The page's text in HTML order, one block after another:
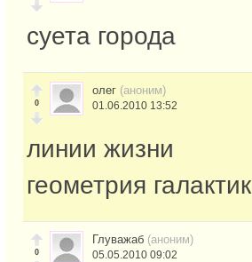
суета города
0
олег (аноним)
01.06.2010 13:52
линии жизни
геометрия галактик
0
Глуважаб (аноним)
05.05.2010 09:02